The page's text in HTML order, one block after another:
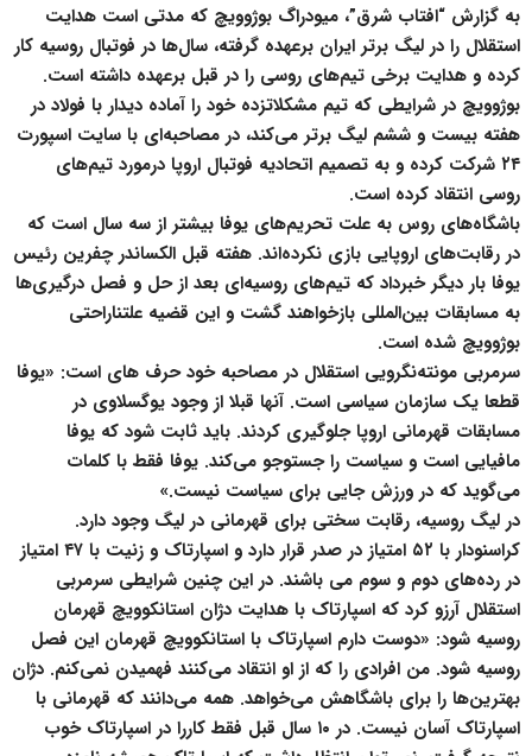
به گزارش “افتاب شرق”، میودراگ بوژوویچ که مدتی است هدایت
استقلال را در لیگ برتر ایران برعهده گرفته، سال‌ها در فوتبال روسیه کار
کرده و هدایت برخی تیم‌های روسی را در قبل برعهده داشته است.
بوژوویچ در شرایطی که تیم مشکلاتزده خود را آماده دیدار با فولاد در
هفته بیست و ششم لیگ برتر می‌کند، در مصاحبه‌ای با سایت اسپورت
۲۴ شرکت کرده و به تصمیم اتحادیه فوتبال اروپا درمورد تیم‌های
روسی انتقاد کرده است.
باشگاه‌های روس به علت تحریم‌های یوفا بیشتر از سه سال است که
در رقابت‌های اروپایی بازی نکرده‌اند. هفته قبل الکساندر چفرین رئیس
یوفا بار دیگر خبرداد که تیم‌های روسیه‌ای بعد از حل و فصل درگیری‌ها
به مسابقات بین‌المللی بازخواهند گشت و این قضیه علتناراحتی
بوژوویچ شده است.
سرمربی مونته‌نگرویی استقلال در مصاحبه خود حرف های است: «یوفا
قطعا یک سازمان سیاسی است. آنها قبلا از وجود یوگسلاوی در
مسابقات قهرمانی اروپا جلوگیری کردند. باید ثابت شود که یوفا
مافیایی است و سیاست را جستوجو می‌کند. یوفا فقط با کلمات
می‌گوید که در ورزش جایی برای سیاست نیست.»
در لیگ روسیه، رقابت سختی برای قهرمانی در لیگ وجود دارد.
کراسنودار با ۵۲ امتیاز در صدر قرار دارد و اسپارتاک و زنیت با ۴۷ امتیاز
در رده‌های دوم و سوم می باشند. در این چنین شرایطی سرمربی
استقلال آرزو کرد که اسپارتاک با هدایت دژان استانکوویچ قهرمان
روسیه شود: «دوست دارم اسپارتاک با استانکوویچ قهرمان این فصل
روسیه شود. من افرادی را که از او انتقاد می‌کنند فهمیدن نمی‌کنم. دژان
بهترین‌ها را برای باشگاهش می‌خواهد. همه می‌دانند که قهرمانی با
اسپارتاک آسان نیست. در ۱۰ سال قبل فقط کاررا در اسپارتاک خوب